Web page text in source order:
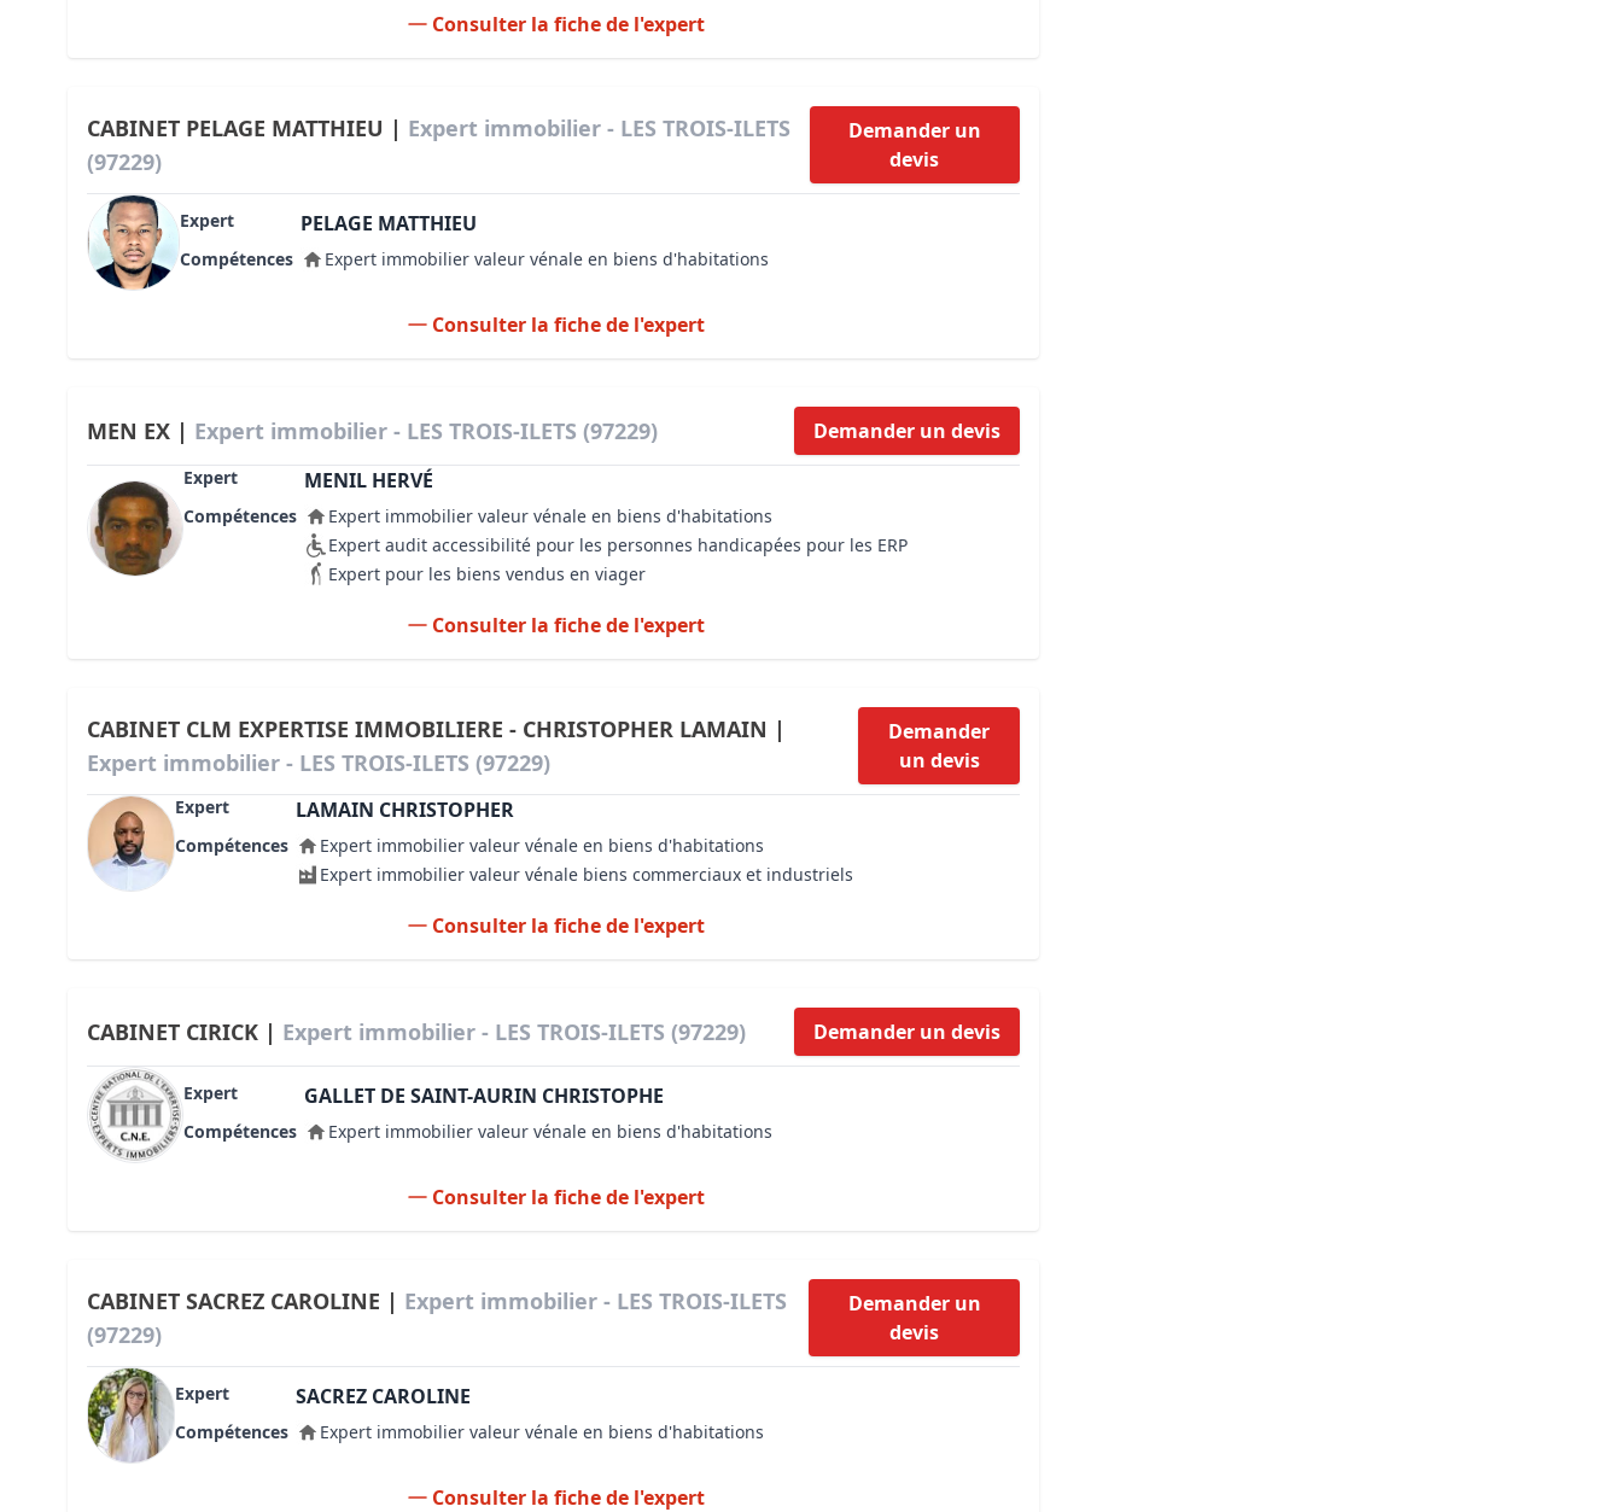
Consulter la fiche de l'expert
CABINET PELAGE MATTHIEU | Expert immobilier - LES TROIS-ILETS
(97229)
Demander un
devis
Expert PELAGE MATTHIEU
Compétences Expert immobilier valeur vénale en biens d'habitations
Consulter la fiche de l'expert
MEN EX | Expert immobilier - LES TROIS-ILETS (97229) Demander un devis
Expert MENIL HERVÉ
Compétences
Expert immobilier valeur vénale en biens d'habitations
Expert audit accessibilité pour les personnes handicapées pour les ERP
Expert pour les biens vendus en viager
Consulter la fiche de l'expert
CABINET CLM EXPERTISE IMMOBILIERE - CHRISTOPHER LAMAIN |
Expert immobilier - LES TROIS-ILETS (97229)
Demander
un devis
Expert LAMAIN CHRISTOPHER
Compétences
Expert immobilier valeur vénale en biens d'habitations
Expert immobilier valeur vénale biens commerciaux et industriels
Consulter la fiche de l'expert
CABINET CIRICK | Expert immobilier - LES TROIS-ILETS (97229) Demander un devis
Expert GALLET DE SAINT-AURIN CHRISTOPHE
Compétences Expert immobilier valeur vénale en biens d'habitations
Consulter la fiche de l'expert
CABINET SACREZ CAROLINE | Expert immobilier - LES TROIS-ILETS
(97229)
Demander un
devis
Expert SACREZ CAROLINE
Compétences Expert immobilier valeur vénale en biens d'habitations
Consulter la fiche de l'expert